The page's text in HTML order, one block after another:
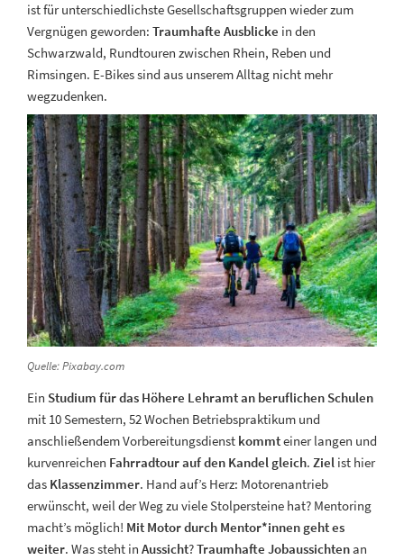
ist für unterschiedlichste Gesellschaftsgruppen wieder zum
Vergnügen geworden: Traumhafte Ausblicke in den
Schwarzwald, Rundtouren zwischen Rhein, Reben und
Rimsingen. E-Bikes sind aus unserem Alltag nicht mehr
wegzudenken.
Quelle: Pixabay.com
Ein Studium für das Höhere Lehramt an beruflichen Schulen
mit 10 Semestern, 52 Wochen Betriebspraktikum und
anschließendem Vorbereitungsdienst kommteiner langen und
kurvenreichen Fahrradtour auf den Kandel gleich. Ziel ist hier
das Klassenzimmer. Hand auf’s Herz: Motorenantrieb
erwünscht, weil der Weg zu viele Stolpersteine hat? Mentoring
macht’s möglich! Mit Motor durch Mentor*innen geht es
weiter. Was steht in Aussicht?Traumhafte Jobaussichtenan